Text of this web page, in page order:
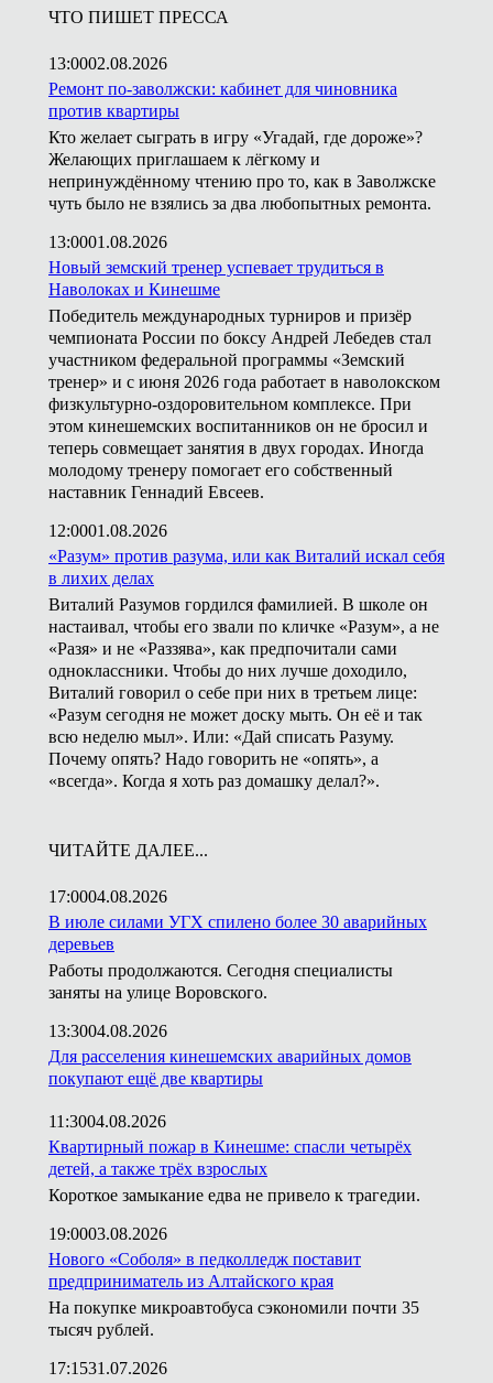
ЧТО ПИШЕТ ПРЕССА
13:0002.08.2026
Ремонт по-заволжски: кабинет для чиновника
против квартиры
Кто желает сыграть в игру «Угадай, где дороже»?
Желающих приглашаем к лёгкому и
непринуждённому чтению про то, как в Заволжске
чуть было не взялись за два любопытных ремонта.
13:0001.08.2026
Новый земский тренер успевает трудиться в
Наволоках и Кинешме
Победитель международных турниров и призёр
чемпионата России по боксу Андрей Лебедев стал
участником федеральной программы «Земский
тренер» и с июня 2026 года работает в наволокском
физкультурно-оздоровительном комплексе. При
этом кинешемских воспитанников он не бросил и
теперь совмещает занятия в двух городах. Иногда
молодому тренеру помогает его собственный
наставник Геннадий Евсеев.
12:0001.08.2026
«Разум» против разума, или как Виталий искал себя
в лихих делах
Виталий Разумов гордился фамилией. В школе он
настаивал, чтобы его звали по кличке «Разум», а не
«Разя» и не «Раззява», как предпочитали сами
одноклассники. Чтобы до них лучше доходило,
Виталий говорил о себе при них в третьем лице:
«Разум сегодня не может доску мыть. Он её и так
всю неделю мыл». Или: «Дай списать Разуму.
Почему опять? Надо говорить не «опять», а
«всегда». Когда я хоть раз домашку делал?».
ЧИТАЙТЕ ДАЛЕЕ...
17:0004.08.2026
В июле силами УГХ спилено более 30 аварийных
деревьев
Работы продолжаются. Сегодня специалисты
заняты на улице Воровского.
13:3004.08.2026
Для расселения кинешемских аварийных домов
покупают ещё две квартиры
11:3004.08.2026
Квартирный пожар в Кинешме: спасли четырёх
детей, а также трёх взрослых
Короткое замыкание едва не привело к трагедии.
19:0003.08.2026
Нового «Соболя» в педколледж поставит
предприниматель из Алтайского края
На покупке микроавтобуса сэкономили почти 35
тысяч рублей.
17:1531.07.2026